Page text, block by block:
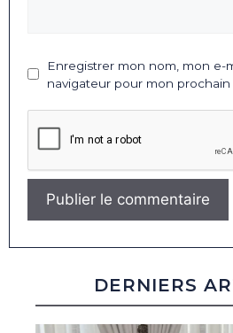
Enregistrer mon nom, mon e-
navigateur pour mon prochain
DERNIERS